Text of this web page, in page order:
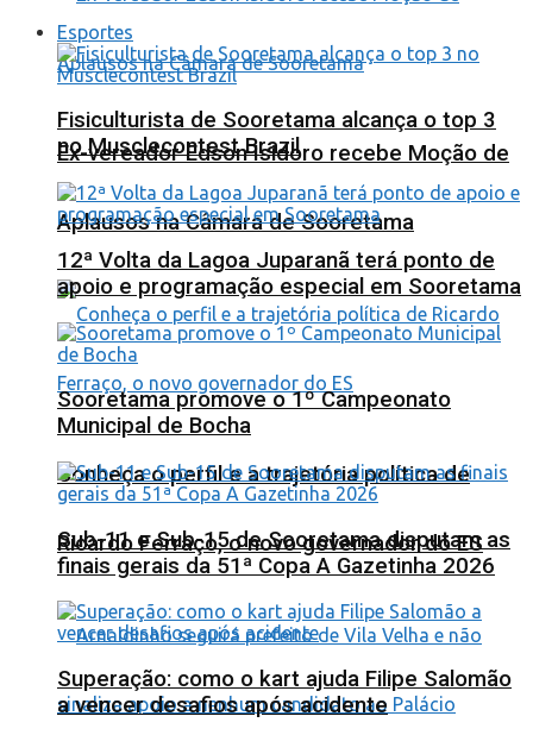
Ex-vereador Edson Isidoro recebe Moção de
Aplausos na Câmara de Sooretama
Conheça o perfil e a trajetória política de
Ricardo Ferraço, o novo governador do ES
Esportes
Fisiculturista de Sooretama alcança o top 3
no Musclecontest Brazil
12ª Volta da Lagoa Juparanã terá ponto de
apoio e programação especial em Sooretama
Sooretama promove o 1º Campeonato
Municipal de Bocha
Sub-11 e Sub-15 de Sooretama disputam as
finais gerais da 51ª Copa A Gazetinha 2026
Superação: como o kart ajuda Filipe Salomão
a vencer desafios após acidente